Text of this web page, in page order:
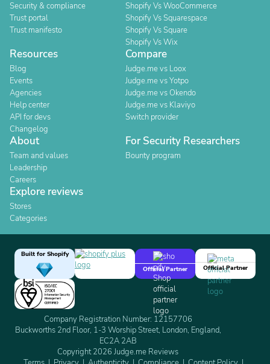
Security & compliance
Trust portal
Trust manifesto
Shopify Vs WooCommerce
Shopify Vs Squarespace
Shopify Vs Square
Shopify Vs Wix
Resources
Blog
Events
Agencies
Help center
API for devs
Changelog
Compare
Judge.me vs Loox
Judge.me vs Yotpo
Judge.me vs Okendo
Judge.me vs Klaviyo
Switch provider
About
Team and values
Leadership
Careers
For Security Researchers
Bounty program
Explore reviews
Stores
Categories
Built for Shopify
Official Partner
Official Partner
Company Registration Number: 12157706
Buckworths 2nd Floor, 1-3 Worship Street, London, England,
EC2A 2AB
Copyright 2026 Judge.me Reviews